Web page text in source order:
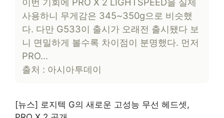
사용하니 무게감은 345~350g으로 비슷했
다. 다만 G533이 출시가 오래전 출시됐다 보
니 면밀하게 볼수록 차이점이 분명했다. 먼저
PRO…
출처 : 아시아투데이
[뉴스] 로지텍 G의 새로운 고성능 무선 헤드셋,